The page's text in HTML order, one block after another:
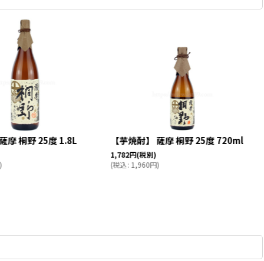
摩 桐野 25度 1.8L
)
【芋焼酎】 薩摩 桐野 25度 720ml
1,782円(税別)
(税込: 1,960円)